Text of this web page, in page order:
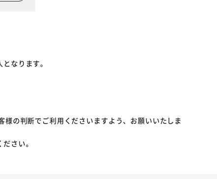
なります。
の判断でご利用くださいますよう、お願いいたしま
さい。